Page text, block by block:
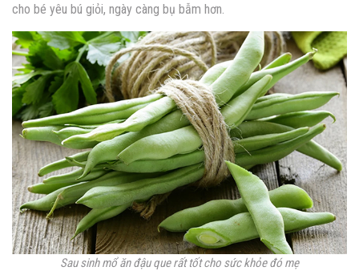
cho bé yêu bú giỏi, ngày càng bụ bẫm hơn.
Sau sinh mổ ăn đậu que rất tốt cho sức khỏe đó mẹ